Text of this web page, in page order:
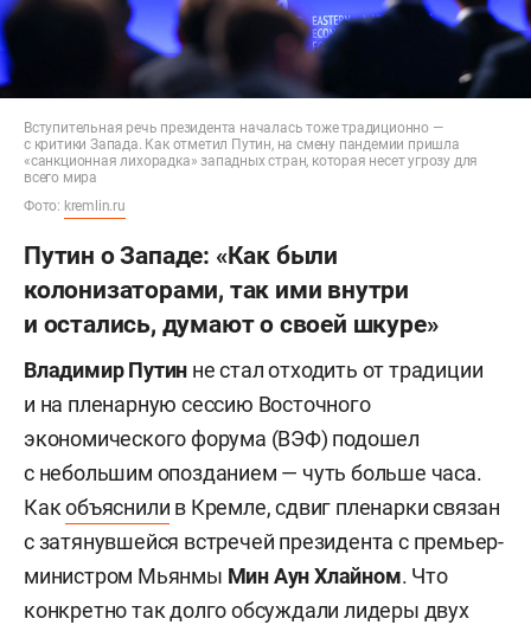
Вступительная речь президента началась тоже традиционно —
с критики Запада. Как отметил Путин, на смену пандемии пришла
«санкционная лихорадка» западных стран, которая несет угрозу для
всего мира
Фото: kremlin.ru
Путин о Западе: «Как были
колонизаторами, так ими внутри
и остались, думают о своей шкуре»
Владимир Путин не стал отходить от традиции
и на пленарную сессию Восточного
экономического форума (ВЭФ) подошел
с небольшим опозданием — чуть больше часа.
Какобъяснили в Кремле, сдвиг пленарки связан
с затянувшейся встречей президента с премьер-
министром Мьянмы Мин Аун Хлайном. Что
конкретно так долго обсуждали лидеры двух